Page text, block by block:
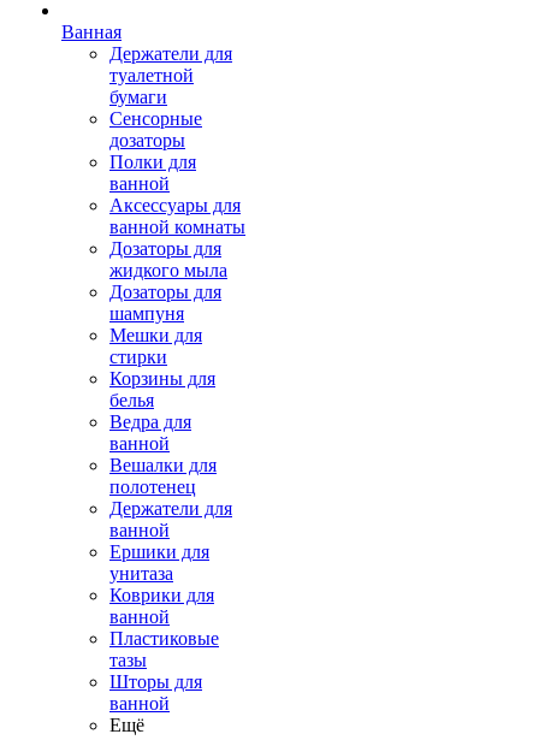
Ванная
Держатели для
туалетной
бумаги
Сенсорные
дозаторы
Полки для
ванной
Аксессуары для
ванной комнаты
Дозаторы для
жидкого мыла
Дозаторы для
шампуня
Мешки для
стирки
Корзины для
белья
Ведра для
ванной
Вешалки для
полотенец
Держатели для
ванной
Ершики для
унитаза
Коврики для
ванной
Пластиковые
тазы
Шторы для
ванной
Ещё